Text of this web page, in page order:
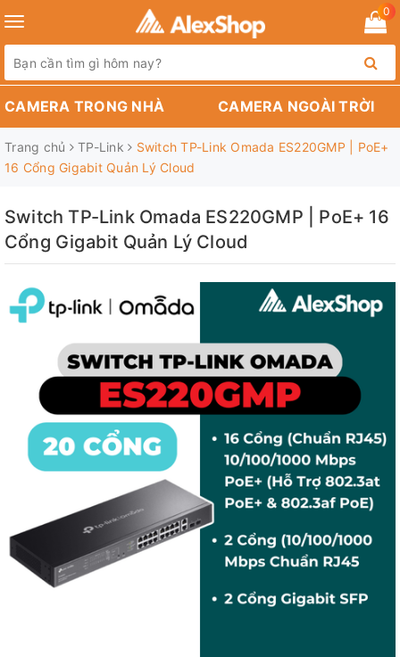
Toggle
navigation
0
CAMERA TRONG NHÀ CAMERA NGOÀI TRỜI
Trang chủ TP-Link
Switch TP-Link Omada ES220GMP | PoE+
16 Cổng Gigabit Quản Lý Cloud
Switch TP-Link Omada ES220GMP | PoE+ 16
Cổng Gigabit Quản Lý Cloud